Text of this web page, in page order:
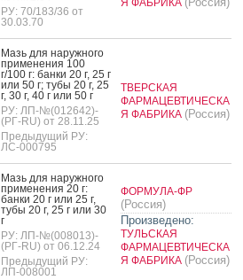
РУ: 70/183/36 от
30.03.70
Я ФАБРИКА
Мазь для на­руж­но­го
при­мене­ния 100
г/100 г: бан­ки 20 г, 25 г
или 50 г; ту­бы 20 г, 25
г, 30 г, 40 г или 50 г
РУ: ЛП-№(012642)-
(РГ-RU) от 28.11.25
Предыдущий РУ:
ЛС-000795
ТВЕРСКАЯ
ФАРМАЦЕВТИЧЕСКА
Я ФАБРИКА (Россия)
Мазь для на­руж­но­го
при­мене­ния 20 г:
бан­ки 20 г или 25 г,
ту­бы 20 г, 25 г или 30
г
РУ: ЛП-№(008013)-
(РГ-RU) от 06.12.24
Предыдущий РУ:
ЛП-008001
ФОРМУЛА-ФР
(Россия)
Произведено:
ТУЛЬСКАЯ
ФАРМАЦЕВТИЧЕСКА
Я ФАБРИКА (Россия)